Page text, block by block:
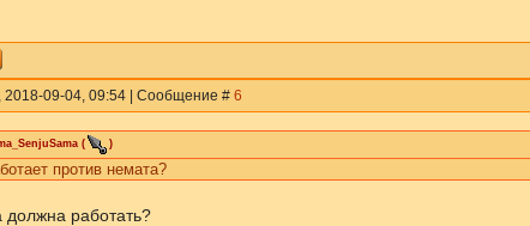
2018-09-04, 09:54 | Сообщение # 6
( )
против немата?
работать?